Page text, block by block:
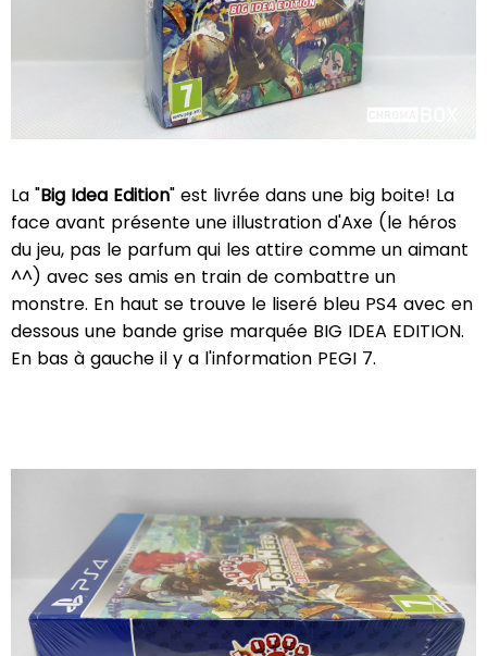
La "Big Idea Edition" est livrée dans une big boite! La
face avant présente une illustration d'Axe (le héros
du jeu, pas le parfum qui les attire comme un aimant
^^) avec ses amis en train de combattre un
monstre. En haut se trouve le liseré bleu PS4 avec en
dessous une bande grise marquée BIG IDEA EDITION.
En bas à gauche il y a l'information PEGI 7.